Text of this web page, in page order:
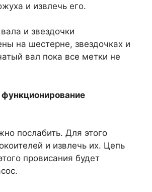
и извлечь его.
и звездочки
на шестерне, звездочках и
вал пока все метки не
функционирование
послабить. Для этого
и извлечь их. Цепь
провисания будет